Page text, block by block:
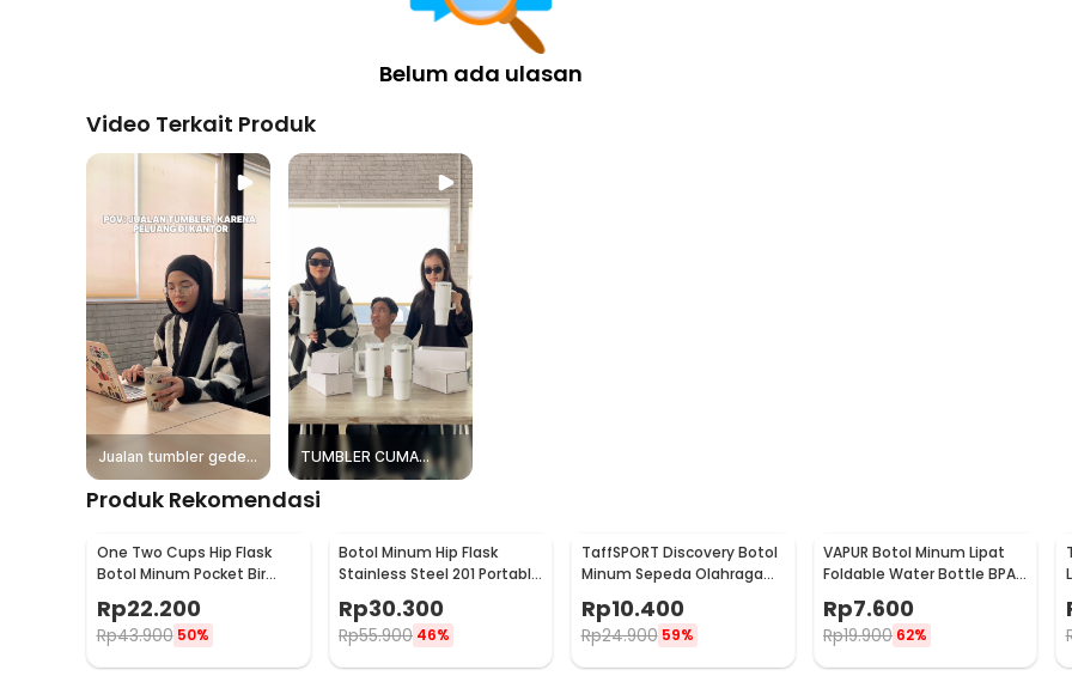
Belum ada ulasan
Video Terkait Produk
Jualan tumbler gede,
untungnya juga gede!
TUMBLER CUMA
Rp2500
Produk Rekomendasi
One Two Cups Hip Flask
Botol Minum Pocket Bir
MS351
Rp22.200
Rp43.900 50%
Botol Minum Hip Flask
Stainless Steel 201 Portable
Round Shape 150ml - B-5
Rp30.300
Rp55.900 46%
TaffSPORT Discovery Botol
Minum Sepeda Olahraga
3026
Rp10.400
Rp24.900 59%
VAPUR Botol Minum Lipat
Foldable Water Bottle BPA
Free Karabiner 500ml - V5
Rp7.600
Rp19.900 62%